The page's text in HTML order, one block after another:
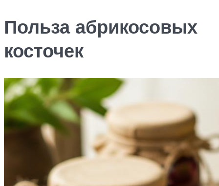
Польза абрикосовых
косточек